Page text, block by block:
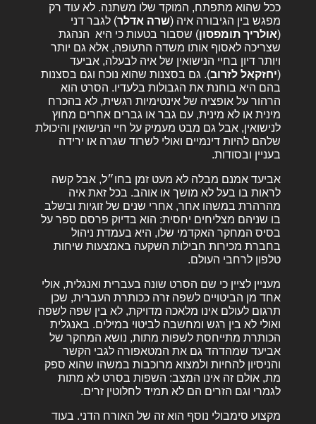
ככל שהוא מתפתח, המוקד שלו משתנה. לא עוד רק
מפגש בין הגיבורה איה (שרה אדלר) לגבר דני
(אולריך תומפסון) שסבור בטעות כי היא הנהגת
שצריכה לאסוף אותו משדה התעופה, אלא גם יותר
ויותר דיון בחיי הנישואין של איה לבעלה, אביעד
(יחזקאל לזרוב). גם בסצנות שהוא נוכח וגם בסצנות
בהם היא בוחנת את הגבולות בלעדיו. הסרט הוא
הרהור על אופציה של אינטימיות רגשית, לא בהכרח
מינית או לא מינית, עם גבר או גברים אחרים מחוץ
לנישואין, אבל גם מבט מעמיק על חיי הנישואין והיכולת
שלהם להיות דינמיים ואולי לשרוד שגרה או ירידה
בעניין ובסודות.
אביעד אמנם מבלה לא מעט זמן בחו״ל, אבל קשה
לראות בו בעל לא מושך או אוהב. בכל זאת איה
מהרהרת במשהו אחר, אחרי שנים של זוגיות ובשלב
בו שניהם מצליחים יחסית: הוא בדיוק פרסם ספר על
בסיס המחקר האקדמי שלו, היא בעמדת ניהול
בחברת מכירות חבילות השקעה באמצעות שיחות
טלפון לרחבי העולם.
מעניין לציין כי שם הסרט שונה בעברית ואנגלית, אולי
אחד מן הביטויים לשפה זרה ככותרת העברית, שכן
תרגום לעולם אינו מלאכה מדויקת, לא בין שפה לשפה
ואולי לא בין רגש ומחשבה לביטוי במילים. באנגלית
הכותרת מתייחסת לשפות מתות, נושא המחקר של
אביעד שמהדהד גם את המטאפורה לגבי הקשר
והניסיון להחיות ולמצוא מרוכבות במשהו שהוא ספק
מת, אולם זה אינו המצב: השפות בסרט לא מתות
לגמרי וגם הזרים הם לא תמיד לחלוטין זרים.
מקצוע סימבולי נוסף הוא זה של האורח הדני. בעוד